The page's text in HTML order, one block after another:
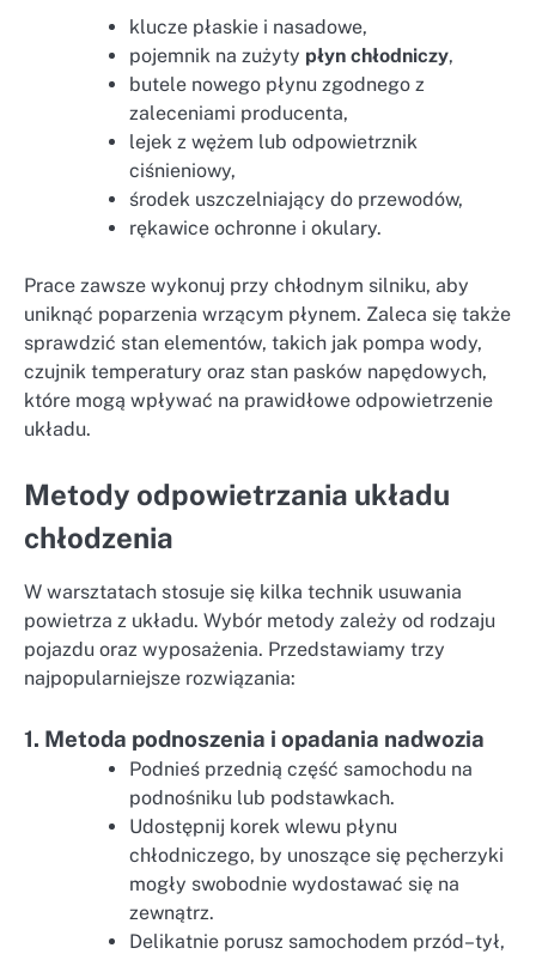
klucze płaskie i nasadowe,
pojemnik na zużyty płyn chłodniczy,
butele nowego płynu zgodnego z
zaleceniami producenta,
lejek z wężem lub odpowietrznik
ciśnieniowy,
środek uszczelniający do przewodów,
rękawice ochronne i okulary.
Prace zawsze wykonuj przy chłodnym silniku, aby
uniknąć poparzenia wrzącym płynem. Zaleca się także
sprawdzić stan elementów, takich jak pompa wody,
czujnik temperatury oraz stan pasków napędowych,
które mogą wpływać na prawidłowe odpowietrzenie
układu.
Metody odpowietrzania układu
chłodzenia
W warsztatach stosuje się kilka technik usuwania
powietrza z układu. Wybór metody zależy od rodzaju
pojazdu oraz wyposażenia. Przedstawiamy trzy
najpopularniejsze rozwiązania:
1. Metoda podnoszenia i opadania nadwozia
Podnieś przednią część samochodu na
podnośniku lub podstawkach.
Udostępnij korek wlewu płynu
chłodniczego, by unoszące się pęcherzyki
mogły swobodnie wydostawać się na
zewnątrz.
Delikatnie porusz samochodem przód–tył,